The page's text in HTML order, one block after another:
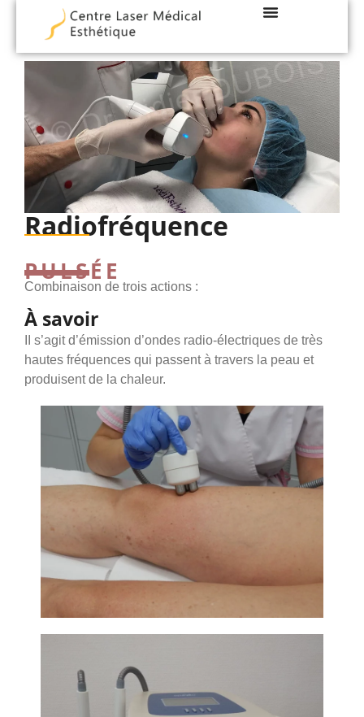
Radiofréquence
PULSÉE
Combinaison de trois actions :
À savoir
II s’agit d’émission d’ondes radio-électriques de très
hautes fréquences qui passent à travers la peau et
produisent de la chaleur.